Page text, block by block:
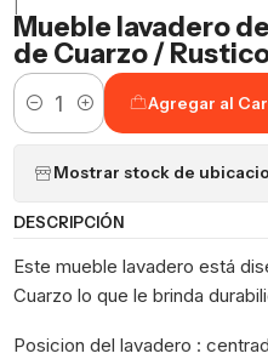
Mueble lavadero
de Cuarzo /
Cantidad
Agregar al
Mostrar stock de
DESCRIPCIÓN
Este mueble lavadero está
Cuarzo lo que le brinda
Posicion del lavadero :